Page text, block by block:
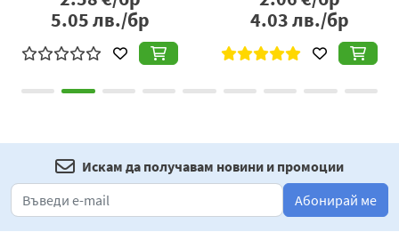
5.05лв./бр
4.03лв./бр
Искам да получавам новини и промоции
Абонирай ме